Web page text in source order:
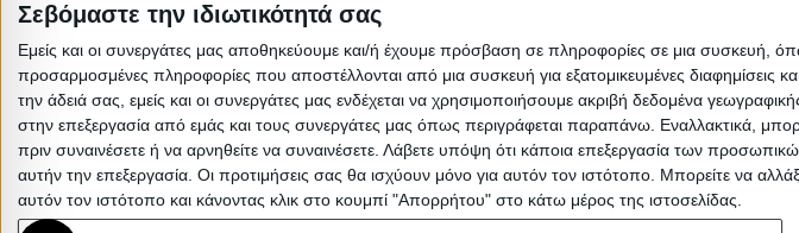
Σεβόμαστε την ιδιωτικότητά σας
Εμείς και οι συνεργάτες μας αποθηκεύουμε και/ή έχουμε πρόσβαση σε πληροφορίες σε μια συσκευή,
προσαρμοσμένες πληροφορίες που αποστέλλονται από μια συσκευή για εξατομικευμένες διαφημίσεις
την άδειά σας, εμείς και οι συνεργάτες μας ενδέχεται να χρησιμοποιήσουμε ακριβή δεδομένα
στην επεξεργασία από εμάς και τους συνεργάτες μας όπως περιγράφεται παραπάνω. Εναλλακτικά,
πριν συναινέσετε ή να αρνηθείτε να συναινέσετε. Λάβετε υπόψη ότι κάποια επεξεργασία των
αυτήν την επεξεργασία. Οι προτιμήσεις σας θα ισχύουν μόνο για αυτόν τον ιστότοπο. Μπορείτε να
αυτόν τον ιστότοπο και κάνοντας κλικ στο κουμπί "Απορρήτου" στο κάτω μέρος της ιστοσελίδας.
©